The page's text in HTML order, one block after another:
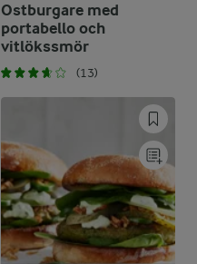
Ostburgare med
portabello och
vitlökssmör
(13)